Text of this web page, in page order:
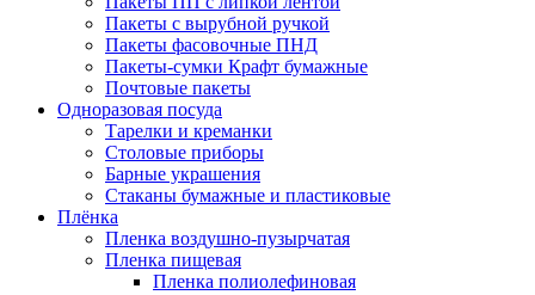
Пакеты с вырубной ручкой
Пакеты фасовочные ПНД
Пакеты-сумки Крафт бумажные
Почтовые пакеты
Одноразовая посуда
Тарелки и креманки
Столовые приборы
Барные украшения
Стаканы бумажные и пластиковые
Плёнка
Пленка воздушно-пузырчатая
Пленка пищевая
Пленка полиолефиновая